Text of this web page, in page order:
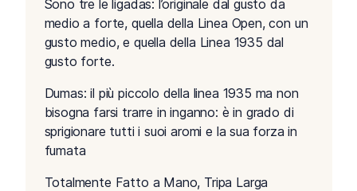
Sono tre le ligadas: l’originale dal gusto da
medio a forte, quella della Linea Open, con un
gusto medio, e quella della Linea 1935 dal
gusto forte.
Dumas: il più piccolo della linea 1935 ma non
bisogna farsi trarre in inganno: è in grado di
sprigionare tutti i suoi aromi e la sua forza in
fumata
Totalmente Fatto a Mano, Tripa Larga